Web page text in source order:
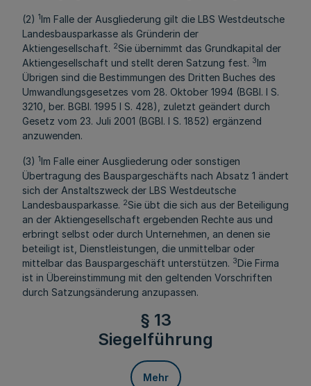
(2) 1Im Falle der Ausgliederung gilt die LBS Westdeutsche
Landesbausparkasse als Gründerin der
Aktiengesellschaft. 2Sie übernimmt das Grundkapital der
Aktiengesellschaft und stellt deren Satzung fest. 3Im
Übrigen sind die Bestimmungen des Dritten Buches des
Umwandlungsgesetzes vom 28. Oktober 1994 (BGBl. I S.
3210, ber. BGBl. 1995 I S. 428), zuletzt geändert durch
Gesetz vom 23. Juli 2001 (BGBl. I S. 1852) ergänzend
anzuwenden.
(3) 1Im Falle einer Ausgliederung oder sonstigen
Übertragung des Bauspargeschäfts nach Absatz 1 ändert
sich der Anstaltszweck der LBS Westdeutsche
Landesbausparkasse. 2Sie übt die sich aus der Beteiligung
an der Aktiengesellschaft ergebenden Rechte aus und
erbringt selbst oder durch Unternehmen, an denen sie
beteiligt ist, Dienstleistungen, die unmittelbar oder
mittelbar das Bauspargeschäft unterstützen. 3Die Firma
ist in Übereinstimmung mit den geltenden Vorschriften
durch Satzungsänderung anzupassen.
§ 13
Siegelführung
Mehr